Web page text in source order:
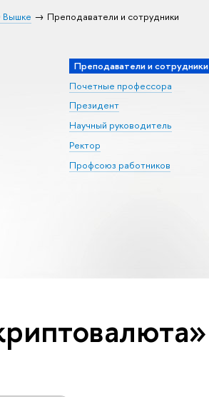
Преподаватели и сотрудники
Преподаватели и сотрудники
Почетные профессора
Президент
Научный руководитель
Ректор
Профсоюз работников